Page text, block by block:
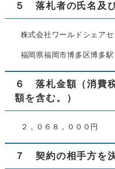
５ 落札者の氏名及
株式会社ワールドシェアセ
福岡県福岡市博多区博多駅
６ 落札金額（消費
額を含む。）
２，０６８，０００円
７ 契約の相手方を